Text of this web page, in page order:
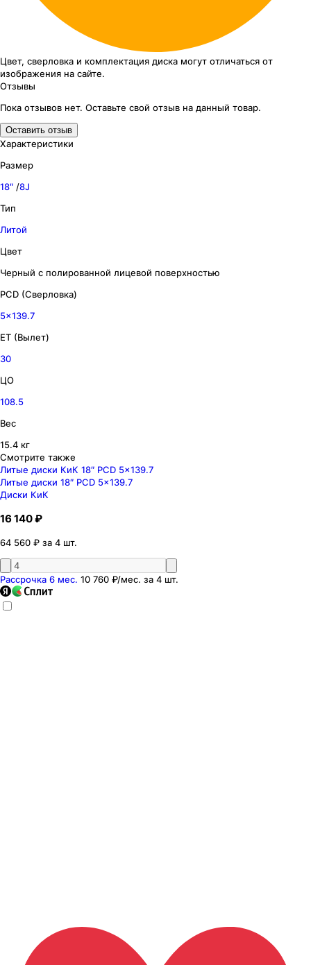
Цвет, сверловка и комплектация диска могут отличаться от
изображения на сайте.
Отзывы
Пока отзывов нет. Оставьте свой отзыв на данный товар.
Оставить отзыв
Характеристики
Размер
18″ /8J
Тип
Литой
Цвет
Черный с полированной лицевой поверхностью
PCD (Сверловка)
5x139.7
ET (Вылет)
30
ЦО
108.5
Вес
15.4 кг
Смотрите также
Литые диски КиК 18″ PCD 5x139.7
Литые диски 18″ PCD 5x139.7
Диски КиК
16 140 ₽
64 560 ₽ за 4 шт.
Рассрочка 6 мес. 10 760 ₽/мес. за 4 шт.